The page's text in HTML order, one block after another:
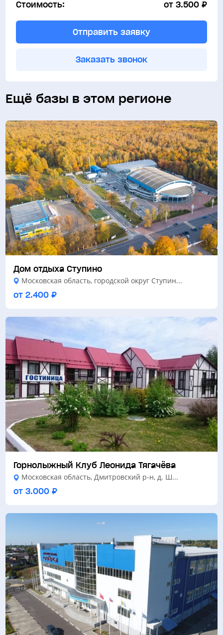
Учебные классы
Стоимость: от 3.500 ₽
Отправить заявку
Заказать звонок
Ещё базы в этом регионе
Дом отдыха Ступино
Московская область, городской округ Ступин...
от 2.400 ₽
Горнолыжный Клуб Леонида Тягачёва
Московская область, Дмитровский р-н, д. Ш...
от 3.000 ₽